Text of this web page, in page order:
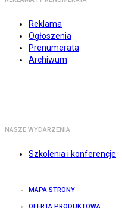
Reklama
Ogłoszenia
Prenumerata
Archiwum
NASZE WYDARZENIA
Szkolenia i konferencje
MAPA STRONY